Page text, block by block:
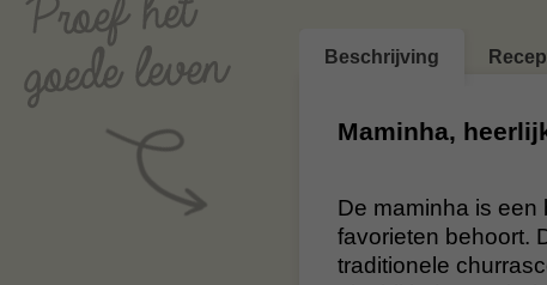
Beschrijving
Maminha,
De maminha is een
favorieten behoort.
traditionele